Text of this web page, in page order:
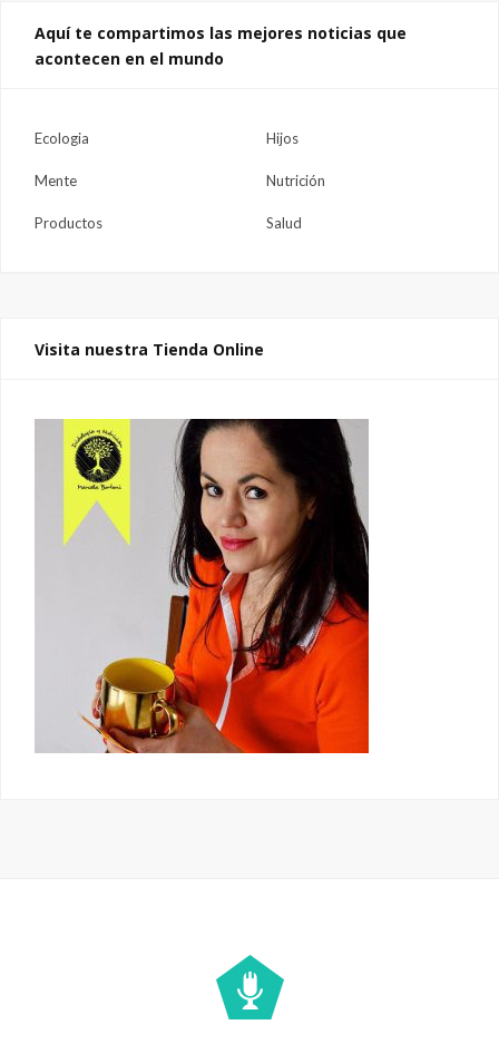
Aquí te compartimos las mejores noticias que
acontecen en el mundo
Ecologia Hijos
Mente Nutrición
Productos Salud
Visita nuestra Tienda Online